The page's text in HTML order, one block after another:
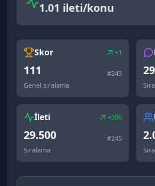
1.01 ileti/konu
Skor +1
111 #243
Genel sıralama
İleti +300
29.500 #245
Sıralama